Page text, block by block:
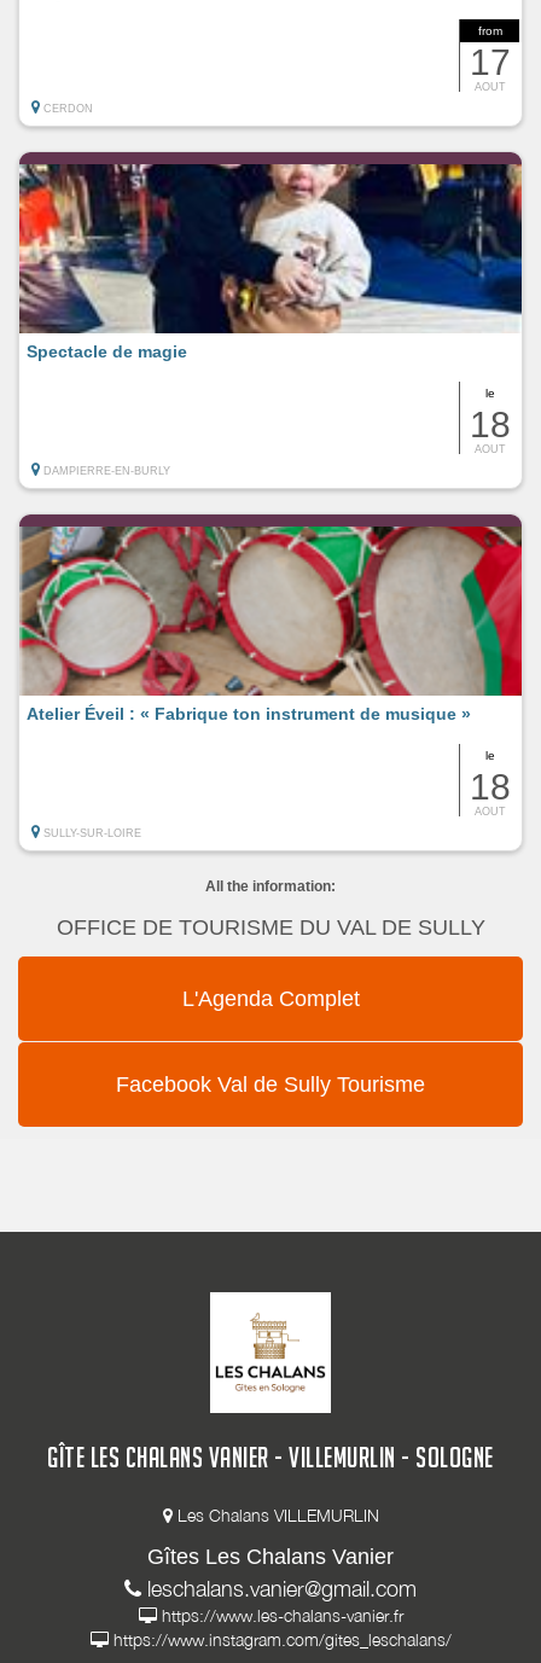
from
17
AOUT
CERDON
le
18
AOUT
Spectacle de magie
DAMPIERRE-EN-BURLY
le
18
AOUT
Atelier Éveil : « Fabrique ton instrument de musique »
SULLY-SUR-LOIRE
All the information:
OFFICE DE TOURISME DU VAL DE SULLY
L'Agenda Complet
Facebook Val de Sully Tourisme
GÎTE LES CHALANS VANIER - VILLEMURLIN - SOLOGNE
Les Chalans VILLEMURLIN
Gîtes Les Chalans Vanier
leschalans.vanier@gmail.com
https://www.les-chalans-vanier.fr
https://www.instagram.com/gites_leschalans/